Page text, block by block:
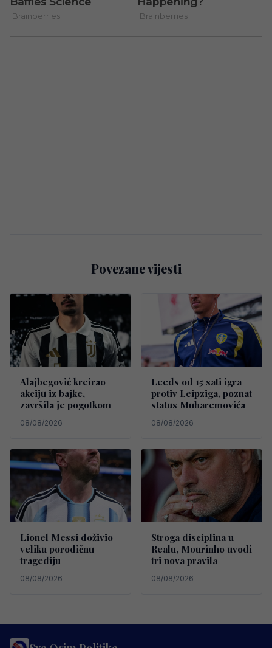
Povezane vijesti
Alajbegović kreirao
akciju iz bajke,
završila je pogotkom
08/08/2026
Leeds od 15 sati igra
protiv Leipziga, poznat
status Muharemovića
08/08/2026
Lionel Messi doživio
veliku porodičnu
tragediju
08/08/2026
Stroga disciplina u
Realu, Mourinho uvodi
tri nova pravila
08/08/2026